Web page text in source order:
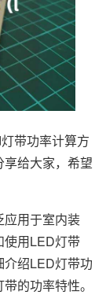
带功率计算方
给大家，希望
应用于室内装
使用LED灯带
绍LED灯带功
的功率特性。